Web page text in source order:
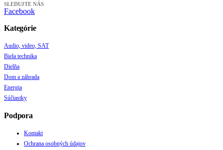
SLEDUJTE NÁS
Facebook
Kategórie
Audio, video, SAT
Biela technika
Dielňa
Dom a záhrada
Energia
Súčiastky
Podpora
Kontakt
Ochrana osobných údajov